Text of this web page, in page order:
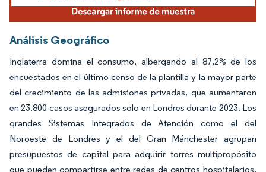
Análisis Geográfico
Inglaterra domina el consumo, albergando al 87,2% de los
encuestados en el último censo de la plantilla y la mayor parte
del crecimiento de las admisiones privadas, que aumentaron
en 23.800 casos asegurados solo en Londres durante 2023. Los
grandes Sistemas Integrados de Atención como el del
Noroeste de Londres y el del Gran Mánchester agrupan
presupuestos de capital para adquirir torres multipropósito
que pueden compartirse entre redes de centros hospitalarios,